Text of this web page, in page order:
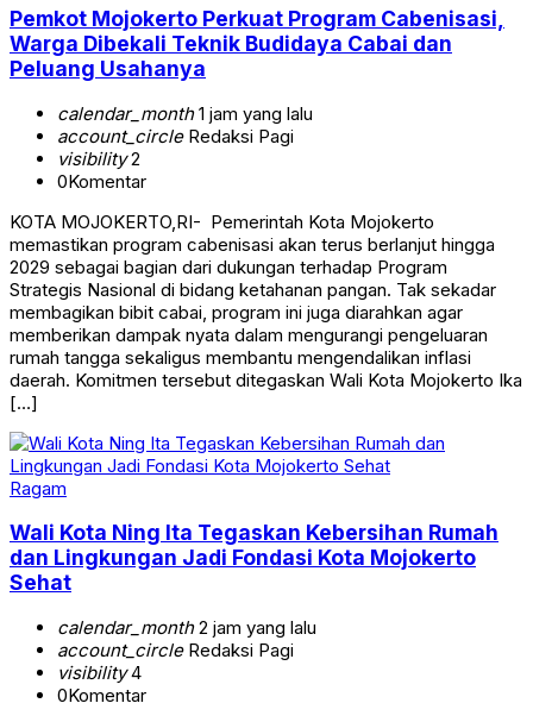
Pemkot Mojokerto Perkuat Program Cabenisasi,
Warga Dibekali Teknik Budidaya Cabai dan
Peluang Usahanya
calendar_month1 jam yang lalu
account_circleRedaksi Pagi
visibility2
0Komentar
KOTA MOJOKERTO,RI- Pemerintah Kota Mojokerto
memastikan program cabenisasi akan terus berlanjut hingga
2029 sebagai bagian dari dukungan terhadap Program
Strategis Nasional di bidang ketahanan pangan. Tak sekadar
membagikan bibit cabai, program ini juga diarahkan agar
memberikan dampak nyata dalam mengurangi pengeluaran
rumah tangga sekaligus membantu mengendalikan inflasi
daerah. Komitmen tersebut ditegaskan Wali Kota Mojokerto Ika
[…]
Ragam
Wali Kota Ning Ita Tegaskan Kebersihan Rumah
dan Lingkungan Jadi Fondasi Kota Mojokerto
Sehat
calendar_month2 jam yang lalu
account_circleRedaksi Pagi
visibility4
0Komentar